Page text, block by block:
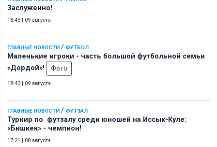
Заслуженно!
18:45 | 09 августа
ГЛАВНЫЕ НОВОСТИ / ФУТБОЛ
Маленькие игроки - часть большой футбольной семьи
«Дордой»!
Фото
18:43 | 09 августа
ГЛАВНЫЕ НОВОСТИ / ФУТЗАЛ
Турнир по футзалу среди юношей на Иссык-Куле:
«Бишкек» - чемпион!
17:21 | 08 августа